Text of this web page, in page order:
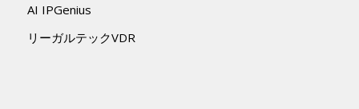
AI IPGenius
リーガルテックVDR